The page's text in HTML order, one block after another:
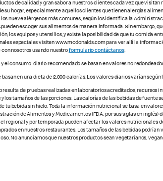
de calidad y gran sabor a nuestros clientes cada vez que
su hogar, especialmente aquellos clientes que tienen alergias
nueve alérgenos más comunes, según los identifica la
escoger sus alimentos de manera informada. Sin embargo,
los equipos y utensilios, y existe la posibilidad de que tu comida
especiales visiten www.mcdonalds.com para ver allí la
nosotros usando nuestroformulario contáctanos.
el consumo diario recomendado se basan en valores no
en una dieta de 2,000 calorías. Los valores diarios varían
de pruebas realizadas en laboratorios acreditados,
tamaños de las porciones. Las calorías de las bebidas de
tu bebida sin hielo. Toda la información nutricional se basa en
de Alimentos y Medicamentos (FDA, por sus siglas en
regional y por temporada pueden afectar los valores nutricionales
en nuestros restaurantes. Los tamaños de las bebidas
No anunciamos que nuestros productos sean vegetarianos,